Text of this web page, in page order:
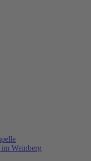
Weinberg